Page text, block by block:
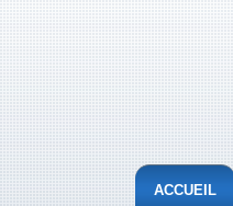
ACCUEIL